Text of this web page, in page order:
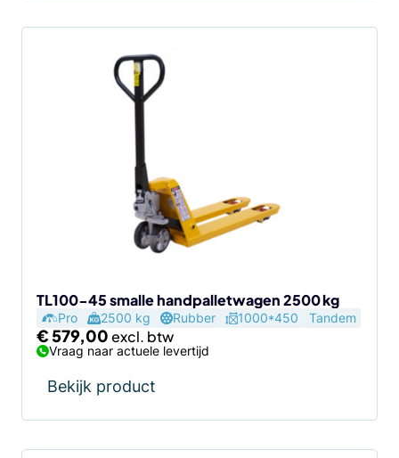
TL100-45 smalle handpalletwagen 2500 kg
Pro 2500 kg Rubber 1000*450 Tandem
€579,00
Vraag naar actuele levertijd
Bekijk product